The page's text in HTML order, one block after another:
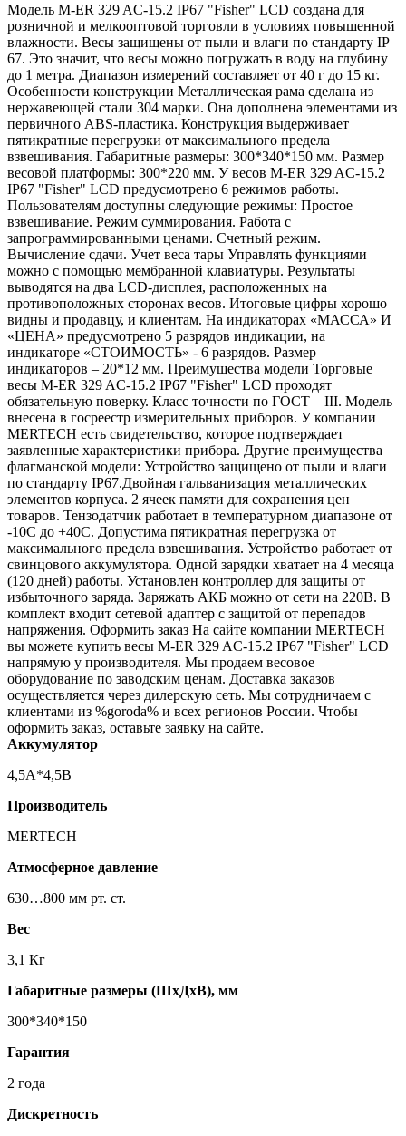
Модель M-ER 329 AC-15.2 IP67 "Fisher" LCD создана для
розничной и мелкооптовой торговли в условиях повышенной
влажности. Весы защищены от пыли и влаги по стандарту IP
67. Это значит, что весы можно погружать в воду на глубину
до 1 метра. Диапазон измерений составляет от 40 г до 15 кг.
Особенности конструкции Металлическая рама сделана из
нержавеющей стали 304 марки. Она дополнена элементами из
первичного ABS-пластика. Конструкция выдерживает
пятикратные перегрузки от максимального предела
взвешивания. Габаритные размеры: 300*340*150 мм. Размер
весовой платформы: 300*220 мм. У весов M-ER 329 AC-15.2
IP67 "Fisher" LCD предусмотрено 6 режимов работы.
Пользователям доступны следующие режимы: Простое
взвешивание. Режим суммирования. Работа с
запрограммированными ценами. Счетный режим.
Вычисление сдачи. Учет веса тары Управлять функциями
можно с помощью мембранной клавиатуры. Результаты
выводятся на два LCD-дисплея, расположенных на
противоположных сторонах весов. Итоговые цифры хорошо
видны и продавцу, и клиентам. На индикаторах «МАССА» И
«ЦЕНА» предусмотрено 5 разрядов индикации, на
индикаторе «СТОИМОСТЬ» - 6 разрядов. Размер
индикаторов – 20*12 мм. Преимущества модели Торговые
весы M-ER 329 AC-15.2 IP67 "Fisher" LCD проходят
обязательную поверку. Класс точности по ГОСТ – III. Модель
внесена в госреестр измерительных приборов. У компании
MERTECH есть свидетельство, которое подтверждает
заявленные характеристики прибора. Другие преимущества
флагманской модели: Устройство защищено от пыли и влаги
по стандарту IP67.Двойная гальванизация металлических
элементов корпуса. 2 ячеек памяти для сохранения цен
товаров. Тензодатчик работает в температурном диапазоне от
-10С до +40С. Допустима пятикратная перегрузка от
максимального предела взвешивания. Устройство работает от
свинцового аккумулятора. Одной зарядки хватает на 4 месяца
(120 дней) работы. Установлен контроллер для защиты от
избыточного заряда. Заряжать АКБ можно от сети на 220В. В
комплект входит сетевой адаптер с защитой от перепадов
напряжения. Оформить заказ На сайте компании MERTECH
вы можете купить весы M-ER 329 AC-15.2 IP67 "Fisher" LCD
напрямую у производителя. Мы продаем весовое
оборудование по заводским ценам. Доставка заказов
осуществляется через дилерскую сеть. Мы сотрудничаем с
клиентами из %goroda% и всех регионов России. Чтобы
оформить заказ, оставьте заявку на сайте.
Аккумулятор
4,5А*4,5В
Производитель
MERTECH
Атмосферное давление
630…800 мм рт. ст.
Вес
3,1 Кг
Габаритные размеры (ШхДхВ), мм
300*340*150
Гарантия
2 года
Дискретность